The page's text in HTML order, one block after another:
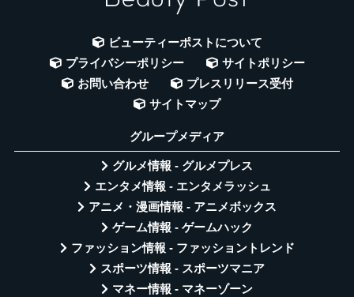
ビューティーポストについて
プライバシーポリシー
サイトポリシー
お問い合わせ
プレスリリース受付
サイトマップ
グループメディア
グルメ情報 - グルメプレス
エンタメ情報 - エンタメラッシュ
アニメ・漫画情報 - アニメボックス
ゲーム情報 - ゲームハック
ファッション情報 - ファッショントレンド
スポーツ情報 - スポーツマニア
マネー情報 - マネーゾーン